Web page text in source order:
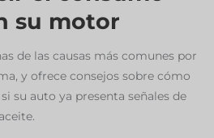
su motor
de las causas más comunes por
y ofrece consejos sobre cómo
su auto ya presenta señales de